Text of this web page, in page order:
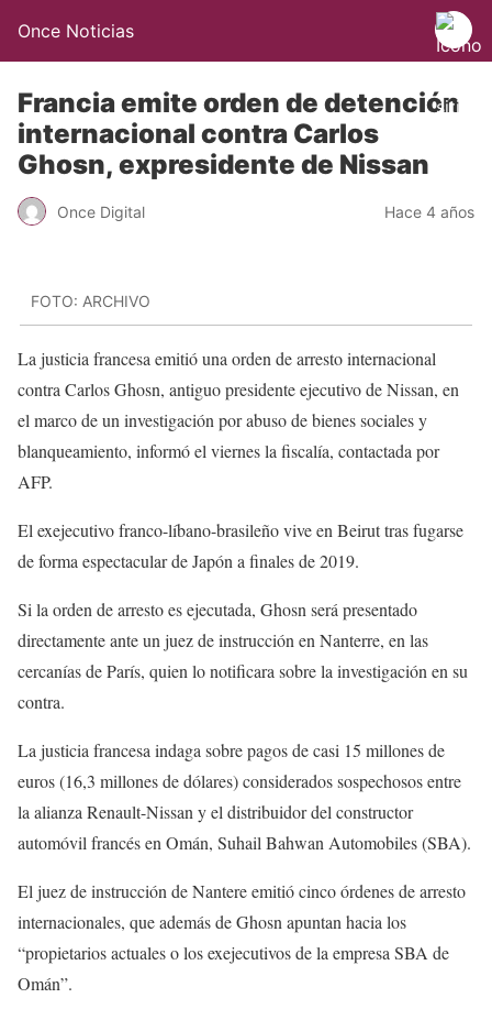
Once Noticias
Francia emite orden de detención
internacional contra Carlos
Ghosn, expresidente de Nissan
Once Digital Hace 4 años
FOTO: ARCHIVO
La justicia francesa emitió una orden de arresto internacional
contra Carlos Ghosn, antiguo presidente ejecutivo de Nissan, en
el marco de un investigación por abuso de bienes sociales y
blanqueamiento, informó el viernes la fiscalía, contactada por
AFP.
El exejecutivo franco-líbano-brasileño vive en Beirut tras fugarse
de forma espectacular de Japón a finales de 2019.
Si la orden de arresto es ejecutada, Ghosn será presentado
directamente ante un juez de instrucción en Nanterre, en las
cercanías de París, quien lo notificara sobre la investigación en su
contra.
La justicia francesa indaga sobre pagos de casi 15 millones de
euros (16,3 millones de dólares) considerados sospechosos entre
la alianza Renault-Nissan y el distribuidor del constructor
automóvil francés en Omán, Suhail Bahwan Automobiles (SBA).
El juez de instrucción de Nantere emitió cinco órdenes de arresto
internacionales, que además de Ghosn apuntan hacia los
“propietarios actuales o los exejecutivos de la empresa SBA de
Omán”.